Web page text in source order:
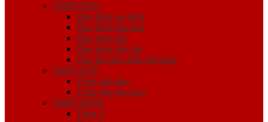
THÉP ỐNG
Ống thép mạ kẽm
Ống thép hàn đen
Ống thép đúc
Ống thép siêu âm
Ống lốc theo đơn đặt hàng
THÉP HỘP
Thép hộp đen
Thép hộp mạ kẽm
THÉP HÌNH
Thép U